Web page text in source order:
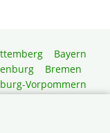
Bayern
Bremen
Vorpommern